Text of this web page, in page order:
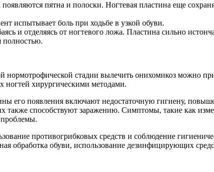
пятна и полоски. Ногтевая пластина еще
испытывает боль при ходьбе в узкой обуви.
и отделяясь от ногтевого ложа. Пластина сильно
полностью.
нормотрофической стадии вылечить онихомикоз можно
ногтей хирургическими методами.
его появления включают недостаточную гигиену,
способствуют заражению. Симптомы, такие как
проблемы.
противогрибковых средств и соблюдение
обработка обуви, использование дезинфицирующих